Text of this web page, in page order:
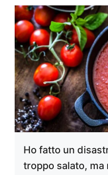
Ho fatto un
troppo salato, ma